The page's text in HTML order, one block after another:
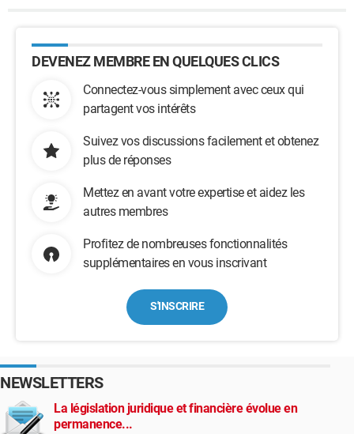
DEVENEZ MEMBRE EN QUELQUES CLICS
Connectez-vous simplement avec ceux qui
partagent vos intérêts
Suivez vos discussions facilement et obtenez
plus de réponses
Mettez en avant votre expertise et aidez les
autres membres
Profitez de nombreuses fonctionnalités
supplémentaires en vous inscrivant
S'INSCRIRE
NEWSLETTERS
La législation juridique et financière évolue en
permanence...